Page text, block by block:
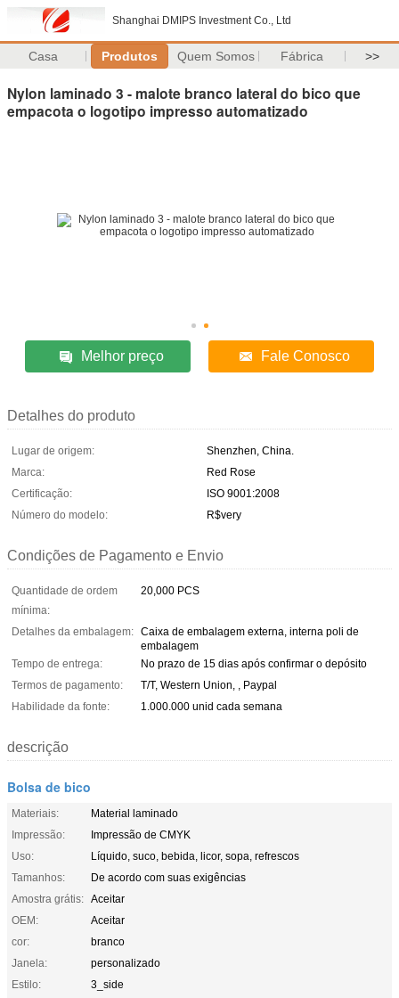
Shanghai DMIPS Investment Co., Ltd
Casa Produtos Quem Somos Fábrica >>
Nylon laminado 3 - malote branco lateral do bico que
empacota o logotipo impresso automatizado
Melhor preço Fale Conosco
Detalhes do produto
Lugar de origem:
Shenzhen, China.
Marca:
Red Rose
Certificação:
ISO 9001:2008
Número do modelo:
R$very
Condições de Pagamento e Envio
Quantidade de ordem
mínima:
20,000 PCS
Detalhes da embalagem: Caixa de embalagem externa, interna poli de
embalagem
Tempo de entrega:
No prazo de 15 dias após confirmar o depósito
Termos de pagamento:
T/T, Western Union, , Paypal
Habilidade da fonte:
1.000.000 unid cada semana
descrição
Bolsa de bico
Materiais:
Material laminado
Impressão:
Impressão de CMYK
Uso:
Líquido, suco, bebida, licor, sopa, refrescos
Tamanhos:
De acordo com suas exigências
Amostra grátis: Aceitar
OEM:
Aceitar
cor:
branco
Janela:
personalizado
Estilo:
3_side